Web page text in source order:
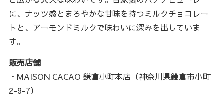
に、ナッツ感とまろやかな甘味を持つミルクチョコレー
トと、アーモンドミルクで味わいに深みを出していま
す。
販売店舗
・MAISON CACAO 鎌倉小町本店（神奈川県鎌倉市小町
2-9-7）